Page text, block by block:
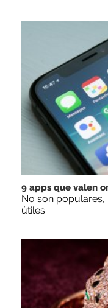
9 apps que valen
No son
útiles